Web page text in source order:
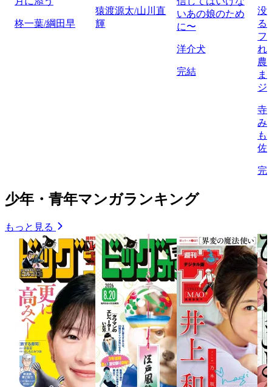
柊一葉/綱田早
猿渡源太/山川直
輝
いあの娘のため
に〜
洋介犬
完結
没
る
フ
れ
農
ま
ジ
寺
み
も
佐
完
少年・青年マンガランキング
もっと見る